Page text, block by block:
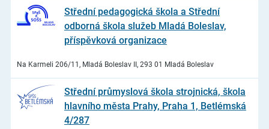
Střední pedagogická škola a Střední
odborná škola služeb Mladá Boleslav,
příspěvková organizace
Na Karmeli 206/11, Mladá Boleslav II, 293 01 Mladá Boleslav
Střední průmyslová škola strojnická, škola
hlavního města Prahy, Praha 1, Betlémská
4/287